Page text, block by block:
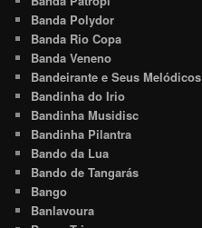
Banda Polydor
Banda Rio Copa
Banda Veneno
Bandeirante e Seus Melódicos
Bandinha do Irio
Bandinha Musidisc
Bandinha Pilantra
Bando da Lua
Bando de Tangarás
Bango
Banlavoura